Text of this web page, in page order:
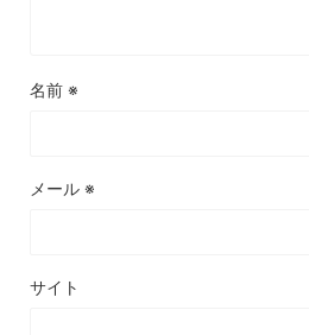
名前 ※
メール ※
サイト